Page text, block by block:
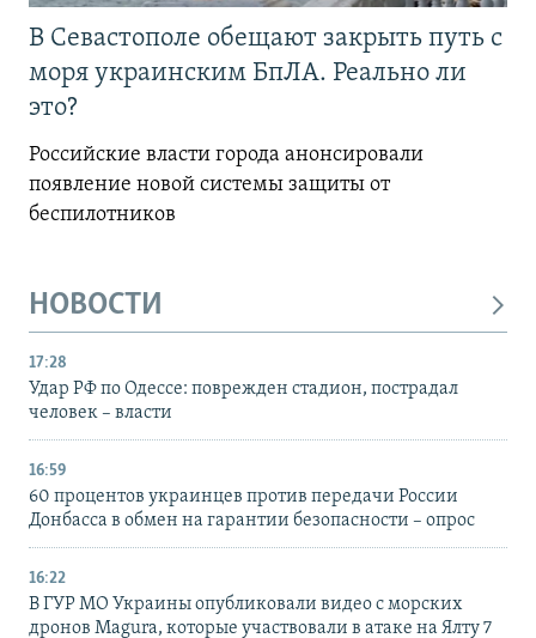
В Севастополе обещают закрыть путь с
моря украинским БпЛА. Реально ли
это?
Российские власти города анонсировали
появление новой системы защиты от
беспилотников
НОВОСТИ
17:28
Удар РФ по Одессе: поврежден стадион, пострадал
человек – власти
16:59
60 процентов украинцев против передачи России
Донбасса в обмен на гарантии безопасности – опрос
16:22
В ГУР МО Украины опубликовали видео с морских
дронов Magura, которые участвовали в атаке на Ялту 7